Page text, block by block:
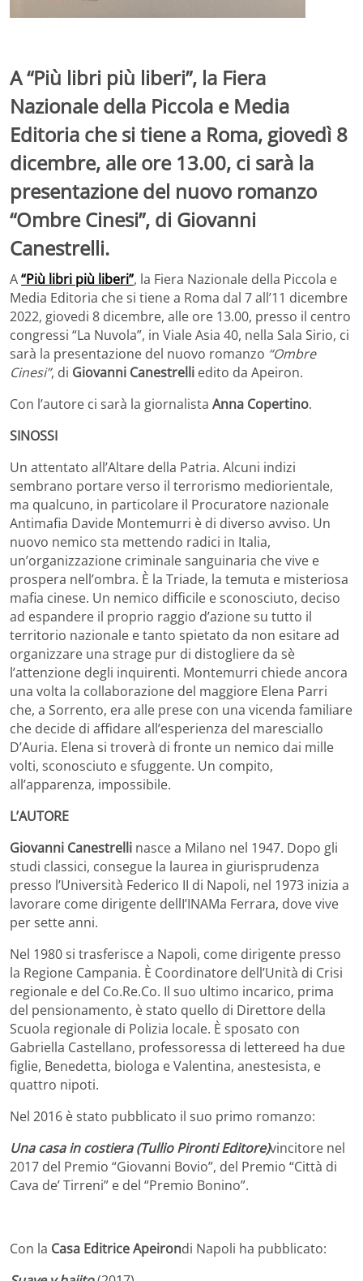
A “Più libri più liberi”, la Fiera
Nazionale della Piccola e Media
Editoria che si tiene a Roma, giovedì 8
dicembre, alle ore 13.00, ci sarà la
presentazione del nuovo romanzo
“Ombre Cinesi”, di Giovanni
Canestrelli.
A“Più libri più liberi”, la Fiera Nazionale della Piccola e
Media Editoria che si tiene a Roma dal 7 all’11 dicembre
2022, giovedi 8 dicembre, alle ore 13.00, presso il centro
congressi “La Nuvola”, in Viale Asia 40, nella Sala Sirio, ci
sarà la presentazione del nuovo romanzo “Ombre
Cinesi”, di Giovanni Canestrelli edito da Apeiron.
Con l’autore ci sarà la giornalista Anna Copertino.
SINOSSI
Un attentato all’Altare della Patria. Alcuni indizi
sembrano portare verso il terrorismo mediorientale,
ma qualcuno, in particolare il Procuratore nazionale
Antimafia Davide Montemurri è di diverso avviso. Un
nuovo nemico sta mettendo radici in Italia,
un’organizzazione criminale sanguinaria che vive e
prospera nell’ombra. È la Triade, la temuta e misteriosa
mafia cinese. Un nemico difficile e sconosciuto, deciso
ad espandere il proprio raggio d’azione su tutto il
territorio nazionale e tanto spietato da non esitare ad
organizzare una strage pur di distogliere da sè
l’attenzione degli inquirenti. Montemurri chiede ancora
una volta la collaborazione del maggiore Elena Parri
che, a Sorrento, era alle prese con una vicenda familiare
che decide di affidare all’esperienza del maresciallo
D’Auria. Elena si troverà di fronte un nemico dai mille
volti, sconosciuto e sfuggente. Un compito,
all’apparenza, impossibile.
L’AUTORE
Giovanni Canestrelli nasce a Milano nel 1947. Dopo gli
studi classici, consegue la laurea in giurisprudenza
presso l’Università Federico II di Napoli, nel 1973 inizia a
lavorare come dirigente dellI’INAMa Ferrara, dove vive
per sette anni.
Nel 1980 si trasferisce a Napoli, come dirigente presso
la Regione Campania. È Coordinatore dell’Unità di Crisi
regionale e del Co.Re.Co. Il suo ultimo incarico, prima
del pensionamento, è stato quello di Direttore della
Scuola regionale di Polizia locale. È sposato con
Gabriella Castellano, professoressa di lettereed ha due
figlie, Benedetta, biologa e Valentina, anestesista, e
quattro nipoti.
Nel 2016 è stato pubblicato il suo primo romanzo:
Una casa in costiera (Tullio Pironti Editore)vincitore nel
2017 del Premio “Giovanni Bovio”, del Premio “Città di
Cava de’ Tirreni” e del “Premio Bonino”.
Con la Casa Editrice Apeirondi Napoli ha pubblicato: